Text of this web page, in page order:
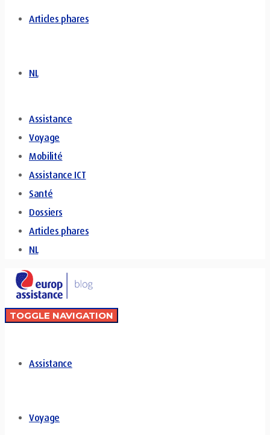
Articles phares
NL
Assistance
Voyage
Mobilité
Assistance ICT
Santé
Dossiers
Articles phares
NL
TOGGLE NAVIGATION
Assistance
Voyage